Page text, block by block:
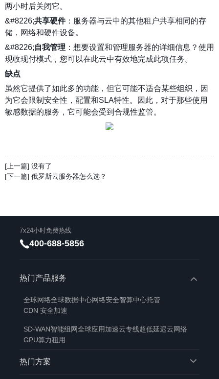
两小时后关闭它。
&#8226;共享硬件：服务器与云中的其他租户共享相同的存
储，网络和硬件设备。
&#8226;自我管理 ：想要设置和管理服务器的详细信息？使用
现收现付模式，您可以在此云中有效地完成此项任务。
缺点
虽然它提供了如此多的功能，但它可能不适合某些组织，因
为它会限制安全性，配置和SLA特性。因此，对于那些使用
敏感数据的服务，它可能会受到合规性监管。
[上一篇] 没有了
[下一篇] 俄罗斯云服务器怎么选？
7x24小时免费热线
400-688-5856
热门产品服务
全球网络全球数据中心网络安全智算中心托管
CDN 安全加速
SD-WAN智能组网全球应用加速云专线超低延迟云网络
GPU算力租用
热门方案